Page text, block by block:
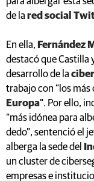
de la red social
En ella, Fernández
destacó que Castilla
desarrollo de la
trabajo con “los más
Europa”. Por ello,
“más idónea para
dedo”, sentenció el
alberga la sede del
un cluster de
empresas e